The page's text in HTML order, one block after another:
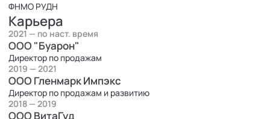
ФНМО РУДН
Карьера
ООО ВитаГуд
2018 — 2019
ООО Гленмарк Импэкс
Директор по продажам и развитию
2019 — 2021
ООО "Буарон"
Директор по продажам
2021 — по наст. время